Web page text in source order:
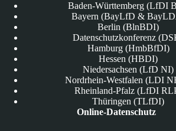
Baden-Württemberg (LfDI
Bayern (BayLfD &
Berlin (BlnBDI)
Datenschutzkonferenz
Hamburg (HmbBfDI)
Hessen (HBDI)
Niedersachsen (LfD NI)
Nordrhein-Westfalen (LDI
Rheinland-Pfalz (LfDI
Thüringen (TLfDI)
Online-Datenschutz